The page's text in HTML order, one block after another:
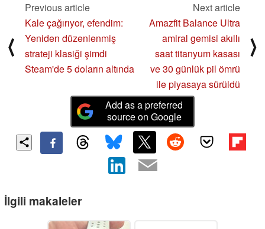
⟨
Previous article
Kale çağırıyor, efendim:
Yeniden düzenlenmiş
strateji klasiği şimdi
Steam'de 5 doların altında
Next article
Amazfit Balance Ultra
amiral gemisi akıllı
saat titanyum kasası
ve 30 günlük pil ömrü
ile piyasaya sürüldü
⟩
Add as a preferred
source on Google
İlgili makaleler